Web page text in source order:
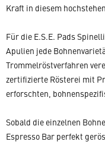
Kraft in diesem
Für die E.S.E. Pads
Apulien jede
Trommelröstverfahren
zertifizierte Rösterei mit
erforschten,
Sobald die einzelnen
Espresso Bar perfekt